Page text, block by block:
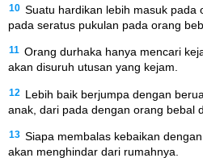
10 Suatu hardikan lebih masuk pada
pada seratus pukulan pada orang
11 Orang durhaka hanya mencari
akan disuruh utusan yang kejam.
12
Lebih baik berjumpa dengan
anak, dari pada dengan orang bebal
13 Siapa membalas kebaikan
akan menghindar dari rumahnya.